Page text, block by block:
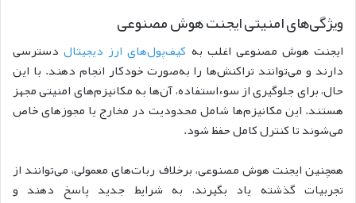
ویژگی‌های امنیتی ایجنت هوش مصنوعی
ایجنت هوش مصنوعی اغلب به کیف‌پول‌های ارز دیجیتالدسترسی
دارند و می‌توانند تراکنش‌ها را به‌صورت خودکار انجام دهند. با این
حال، برای جلوگیری از سوءاستفاده، آن‌ها به مکانیزم‌های امنیتی مجهز
هستند. این مکانیزم‌ها شامل محدودیت در مخارج یا مجوزهای خاص
می‌شوند تا کنترل کامل حفظ شود.
همچنین ایجنت هوش مصنوعی، برخلاف ربات‌های معمولی، می‌توانند از
تجربیات گذشته یاد بگیرند، به شرایط جدید پاسخ دهند و